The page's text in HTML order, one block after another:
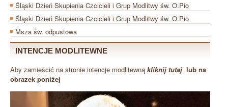
Śląski Dzień Skupienia Czcicieli i Grup Modlitwy św. O.Pio
Śląski Dzień Skupienia Czcicieli i Grup Modlitwy św. O.Pio
Msza św. odpustowa
INTENCJE MODLITEWNE
Aby zamieścić na stronie intencje modlitewną kliknij tutaj lub na
obrazek poniżej